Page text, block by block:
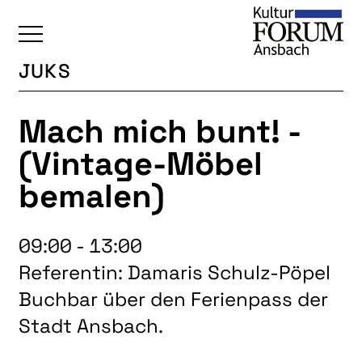
ÜBERSICHT
KALENDER
UNSERE BEREICHE
BAUKULTUR
BILDENDE KUNST
FOTOGRUPPE
INTERKULTUR
JUNGE KUNSTSCHULE
KUNSTREISEN
JUKS
Mach mich bunt! -
(Vintage-Möbel
bemalen)
09:00 - 13:00
Referentin: Damaris Schulz-Pöpel
Buchbar über den Ferienpass der
Stadt Ansbach.